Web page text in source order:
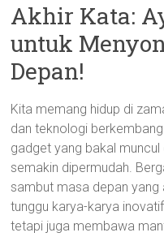
Akhir Kata:
untuk
Depan!
Kita memang hidup di
dan teknologi
gadget yang bakal muncul
semakin dipermudah.
sambut masa depan yang
tunggu karya-karya
tetapi juga membawa